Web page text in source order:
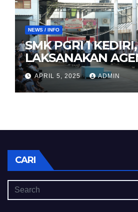
NEWS / INFO
SMK PGRI 1 KEDIRI,
LAKSANAKAN
HALAL BIHALAL
APRIL 5, 2025 ADMIN
CARI